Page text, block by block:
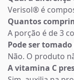
Verisol® é
Quantos
A porção é de 3
Pode ser
Não. O produto
A vitamina C